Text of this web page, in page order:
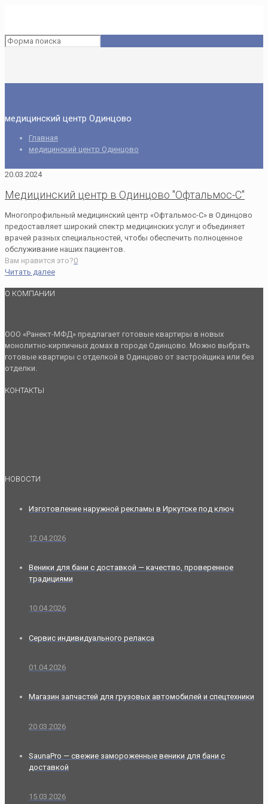
медицинский центр Одинцово
Главная
медицинский центр Одинцово
20.03.2024
Медицинский центр в Одинцово "Офтальмос-С"
Многопрофильный медицинский центр «Офтальмос-С» в Одинцово
предоставляет широкий спектр медицинских услуг и объединяет
врачей разных специальностей, чтобы обеспечить полноценное
обслуживание наших пациентов.
Вам нравится это?0
Читать далее
О КОМПАНИИ
ООО «Ранект-МФД» предлагает готовые квартиры в новых
монолитно-кирпичных домах в городе Одинцово. Можно выбрать
готовые квартиры с отделкой в Одинцово от застройщика или без
отделки.
КОНТАКТЫ
НОВОСТИ
Изготовление наружной рекламы в Иркутске под ключ
12.04.2026
Веники для бани с доставкой — качество, проверенное
традициями
10.04.2026
Сервис индивидуального релакса
01.04.2026
Магазин запчастей для грузовых автомобилей и спецтехники
20.03.2026
SaunaPro — свежие замороженные веники для бани с
доставкой
15.03.2026